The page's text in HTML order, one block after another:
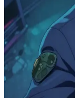
O-G